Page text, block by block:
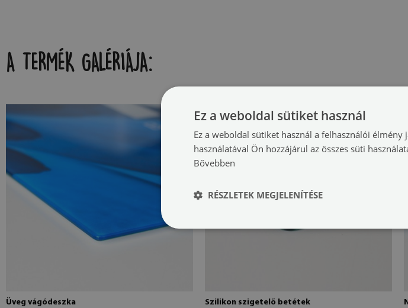
A TERMÉK GALÉRIÁJA:
Üveg vágódeszka Szilikon szigetelő betétek
Ez a weboldal sütiket használ
Ez a weboldal sütiket használ a felhasználói
használatával Ön hozzájárul az összes süti
Bővebben
RÉSZLETEK MEGJELENÍTÉSE